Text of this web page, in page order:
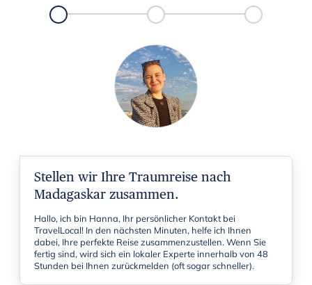
Stellen wir Ihre Traumreise nach
Madagaskar zusammen.
Hallo, ich bin Hanna, Ihr persönlicher Kontakt bei
TravelLocal! In den nächsten Minuten, helfe ich Ihnen
dabei, Ihre perfekte Reise zusammenzustellen. Wenn Sie
fertig sind, wird sich ein lokaler Experte innerhalb von 48
Stunden bei Ihnen zurückmelden (oft sogar schneller).